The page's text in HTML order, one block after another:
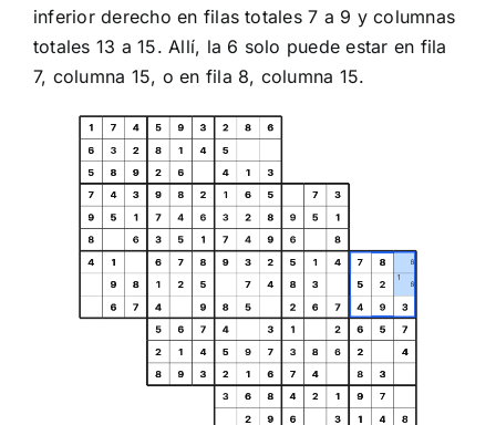
inferior derecho en filas totales 7 a 9 y columnas
totales 13 a 15. Allí, la 6 solo puede estar en fila
7, columna 15, o en fila 8, columna 15.